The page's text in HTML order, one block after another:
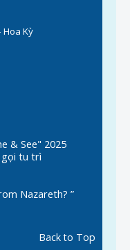
Hoa Kỳ
& See" 2025
gọi tu trì
Nazareth? ”
Back to Top